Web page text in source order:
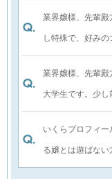
業界嬢様、先輩
し特殊で、好み
業界嬢様、先輩殿
大学生です。少
いくらプロフィ
る嬢とは遊ばな